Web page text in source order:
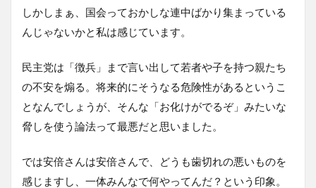
しかしまぁ、国会っておかしな連中ばかり集まっている
んじゃないかと私は感じています。
民主党は「徴兵」まで言い出して若者や子を持つ親たち
の不安を煽る。将来的にそうなる危険性があるというこ
となんでしょうが、そんな「お化けがでるぞ」みたいな
脅しを使う論法って最悪だと思いました。
では安倍さんは安倍さんで、どうも歯切れの悪いものを
感じますし、一体みんなで何やってんだ？という印象。